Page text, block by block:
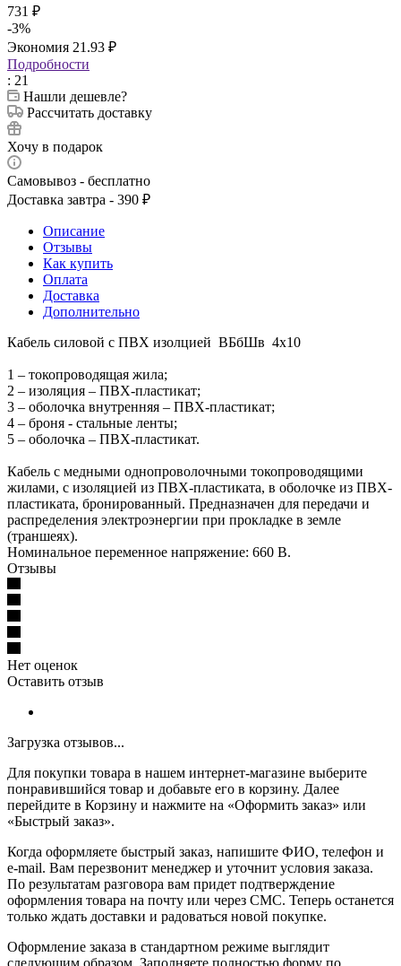
731 ₽
-3%
Экономия 21.93 ₽
Подробности
: 21
Нашли дешевле?
Рассчитать доставку
Хочу в подарок
Самовывоз - бесплатно
Доставка завтра - 390 ₽
Описание
Отзывы
Как купить
Оплата
Доставка
Дополнительно
Кабель силовой с ПВХ изолцией ВБбШв 4х10
1 – токопроводящая жила;
2 – изоляция – ПВХ-пластикат;
3 – оболочка внутренняя – ПВХ-пластикат;
4 – броня - стальные ленты;
5 – оболочка – ПВХ-пластикат.
Кабель с медными однопроволочными токопроводящими
жилами, с изоляцией из ПВХ-пластиката, в оболочке из ПВХ-
пластиката, бронированный. Предназначен для передачи и
распределения электроэнергии при прокладке в земле
(траншеях).
Номинальное переменное напряжение: 660 В.
Отзывы
Нет оценок
Оставить отзыв
Загрузка отзывов...
Для покупки товара в нашем интернет-магазине выберите
понравившийся товар и добавьте его в корзину. Далее
перейдите в Корзину и нажмите на «Оформить заказ» или
«Быстрый заказ».
Когда оформляете быстрый заказ, напишите ФИО, телефон и
e-mail. Вам перезвонит менеджер и уточнит условия заказа.
По результатам разговора вам придет подтверждение
оформления товара на почту или через СМС. Теперь останется
только ждать доставки и радоваться новой покупке.
Оформление заказа в стандартном режиме выглядит
следующим образом. Заполняете полностью форму по